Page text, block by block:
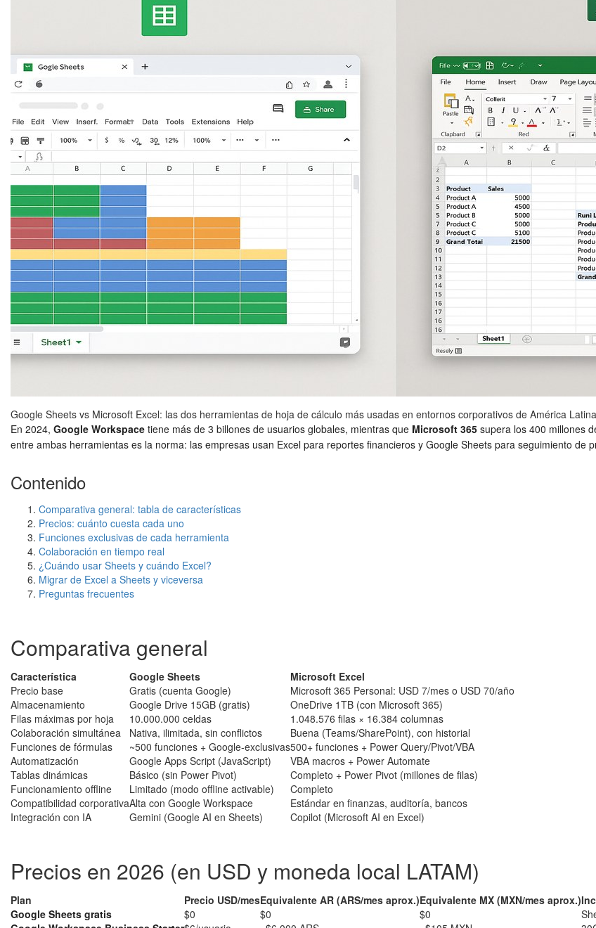
Google Sheets vs Microsoft Excel: las dos herramientas de hoja de cálculo más usadas en entornos corporativos de América
En 2024, Google Workspace tiene más de 3 billones de usuarios globales, mientras que Microsoft 365 supera los 400 millones
entre ambas herramientas es la norma: las empresas usan Excel para reportes financieros y Google Sheets para seguimiento de
Contenido
Comparativa general: tabla de características
Precios: cuánto cuesta cada uno
Funciones exclusivas de cada herramienta
Colaboración en tiempo real
¿Cuándo usar Sheets y cuándo Excel?
Migrar de Excel a Sheets y viceversa
Preguntas frecuentes
Comparativa general
Característica Google Sheets
Microsoft Excel
Precio base
Gratis (cuenta Google)
Microsoft 365 Personal: USD 7/mes o USD 70/año
Almacenamiento
Google Drive 15GB (gratis)
OneDrive 1TB (con Microsoft 365)
Filas máximas por hoja
10.000.000 celdas
1.048.576 filas × 16.384 columnas
Colaboración simultánea
Nativa, ilimitada, sin conflictos
Buena (Teams/SharePoint), con historial
Funciones de fórmulas
~500 funciones + Google-exclusivas500+ funciones + Power Query/Pivot/VBA
Automatización
Google Apps Script (JavaScript)
VBA macros + Power Automate
Tablas dinámicas
Básico (sin Power Pivot)
Completo + Power Pivot (millones de filas)
Funcionamiento offline
Limitado (modo offline activable)
Completo
Compatibilidad corporativaAlta con Google Workspace
Estándar en finanzas, auditoría, bancos
Integración con IA
Gemini (Google AI en Sheets) Copilot (Microsoft AI en Excel)
Precios en 2026 (en USD y moneda local LATAM)
Plan Precio USD/mesEquivalente AR (ARS/mes aprox.)Equivalente MX (MXN/mes aprox.)
Google Sheets gratis
$0 $0 $0